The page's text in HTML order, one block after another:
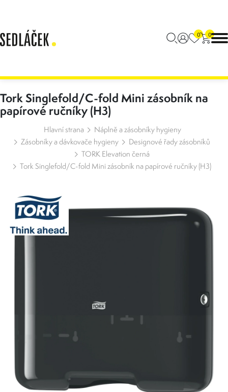
0 0
Tork Singlefold/C-fold Mini zásobník na
papírové ručníky (H3)
Hlavní strana
Náplně a zásobníky hygieny
Zásobníky a dávkovače hygieny
Designové řady zásobníků
TORK Elevation černá
Tork Singlefold/C-fold Mini zásobník na papírové ručníky (H3)